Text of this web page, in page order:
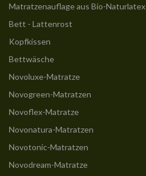
Matratzenauflage aus Bio-Naturlatex
Bett - Lattenrost
Kopfkissen
Bettwäsche
Novoluxe-Matratze
Novogreen-Matratzen
Novoflex-Matratze
Novonatura-Matratzen
Novotonic-Matratzen
Novodream-Matratze